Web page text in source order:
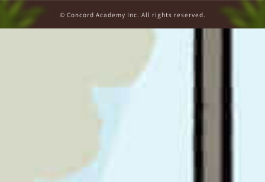
© Concord Academy Inc. All rights reserved.